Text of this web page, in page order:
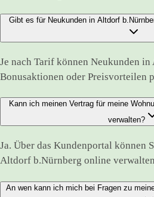
Gibt es für Neukunden in Altdorf
Je nach Tarif können Neukunden
Bonusaktionen oder Preisvorteilen
Kann ich meinen Vertrag für meine
verwalten?
Ja. Über das Kundenportal können
Altdorf b.Nürnberg online
An wen kann ich mich bei Fragen zu